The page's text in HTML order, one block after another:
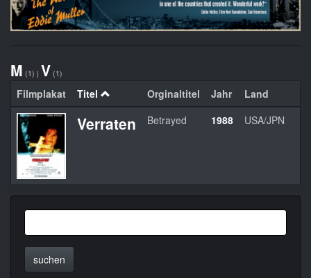
M (1) | V (1)
Filmplakat Titel Orginaltitel Jahr Land
Verraten Betrayed 1988 USA/JPN
suchen